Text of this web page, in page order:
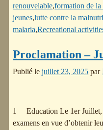
renouvelable,formation de la
jeunes,lutte contre la
malaria,Recreational
Proclamation –
Publié lejuillet 23, 2025 par
1 Education Le 1er Juillet,
examens en vue d’obtenir